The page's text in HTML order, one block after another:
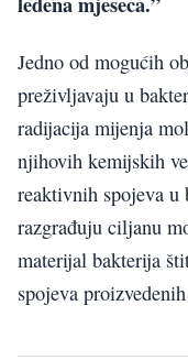
Jedno od mogućih
preživljavaju u
radijacija mijenja
njihovih kemijskih
reaktivnih spojeva
razgrađuju ciljanu
materijal bakterija
spojeva